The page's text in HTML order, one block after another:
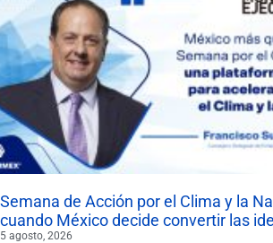
Semana de Acción por el Clima y la
cuando México decide convertir las
5 agosto, 2026